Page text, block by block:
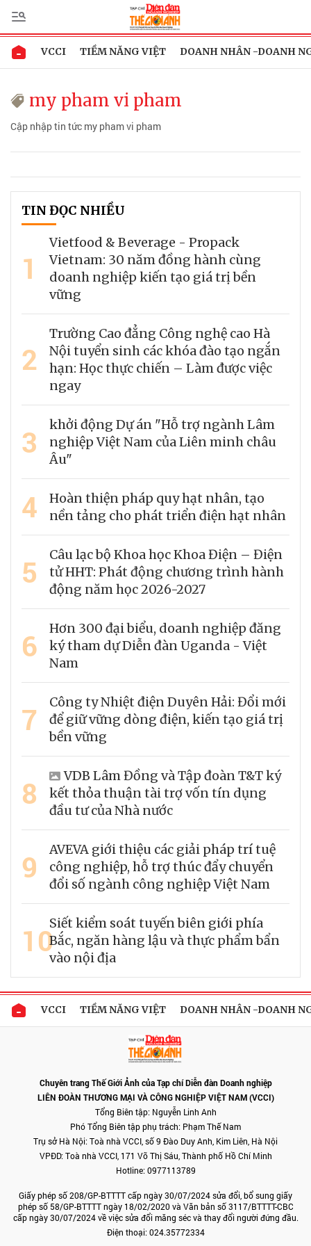
VCCI TIỀM NĂNG VIỆT DOANH NHÂN -DOANH
my pham vi pham
Cập nhập tin tức my pham vi pham
TIN ĐỌC NHIỀU
1
Vietfood & Beverage - Propack
Vietnam: 30 năm đồng hành cùng
doanh nghiệp kiến tạo giá trị bền
vững
2
Trường Cao đẳng Công nghệ cao Hà
Nội tuyển sinh các khóa đào tạo ngắn
hạn: Học thực chiến – Làm được việc
ngay
3
khởi động Dự án "Hỗ trợ ngành Lâm
nghiệp Việt Nam của Liên minh châu
Âu"
4
Hoàn thiện pháp quy hạt nhân, tạo
nền tảng cho phát triển điện hạt nhân
5
Câu lạc bộ Khoa học Khoa Điện – Điện
tử HHT: Phát động chương trình hành
động năm học 2026-2027
6
Hơn 300 đại biểu, doanh nghiệp đăng
ký tham dự Diễn đàn Uganda - Việt
Nam
7
Công ty Nhiệt điện Duyên Hải: Đổi mới
để giữ vững dòng điện, kiến tạo giá trị
bền vững
8
VDB Lâm Đồng và Tập đoàn T&T ký
kết thỏa thuận tài trợ vốn tín dụng
đầu tư của Nhà nước
9
AVEVA giới thiệu các giải pháp trí tuệ
công nghiệp, hỗ trợ thúc đẩy chuyển
đổi số ngành công nghiệp Việt Nam
10Siết kiểm soát tuyến biên giới phía
Bắc, ngăn hàng lậu và thực phẩm bẩn
vào nội địa
VCCI TIỀM NĂNG VIỆT DOANH NHÂN -DOANH
Chuyên trang Thế Giới Ảnh của Tạp chí Diễn đàn Doanh nghiệp
LIÊN ĐOÀN THƯƠNG MẠI VÀ CÔNG NGHIỆP VIỆT NAM (VCCI)
Tổng Biên tập: Nguyễn Linh Anh
Phó Tổng Biên tập phụ trách: Phạm Thế Nam
Trụ sở Hà Nội: Toà nhà VCCI, số 9 Đào Duy Anh, Kim Liên, Hà Nội
VPĐD: Toà nhà VCCI, 171 Võ Thị Sáu, Thành phố Hồ Chí Minh
Hotline: 0977113789
Giấy phép số 208/GP-BTTTT cấp ngày 30/07/2024 sửa đổi, bổ sung giấy
phép số 58/GP-BTTTT ngày 18/02/2020 và Văn bản số 3117/BTTTT-CBC
cấp ngày 30/07/2024 về việc sửa đổi măng séc và thay đổi người đứng đầu.
Điện thoại: 024.35772334